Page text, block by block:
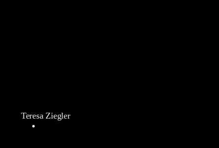
Teresa Ziegler